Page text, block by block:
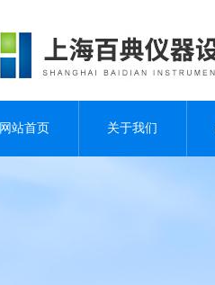
网站首页 关于我们